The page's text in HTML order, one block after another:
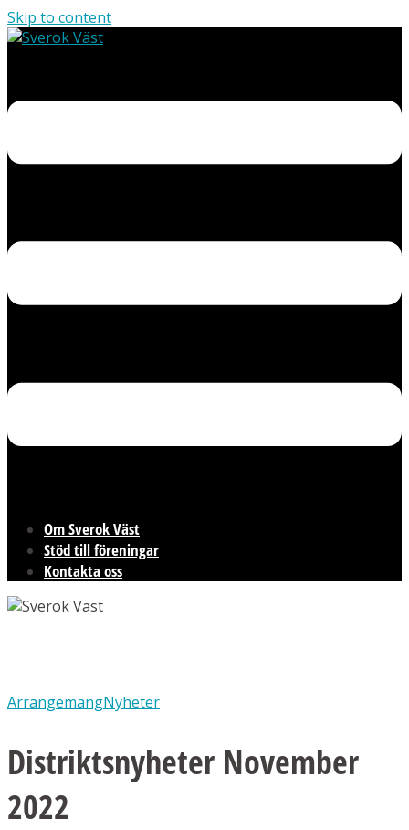
Skip to content
Om Sverok Väst
Stöd till föreningar
Kontakta oss
ArrangemangNyheter
Distriktsnyheter November
2022